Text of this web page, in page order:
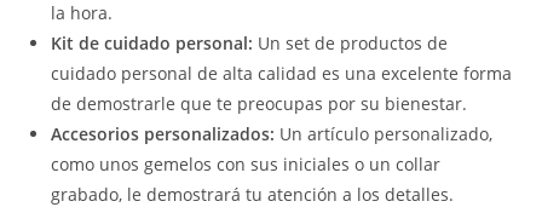
la hora.
Kit de cuidado personal: Un set de productos de
cuidado personal de alta calidad es una excelente forma
de demostrarle que te preocupas por su bienestar.
Accesorios personalizados: Un artículo personalizado,
como unos gemelos con sus iniciales o un collar
grabado, le demostrará tu atención a los detalles.